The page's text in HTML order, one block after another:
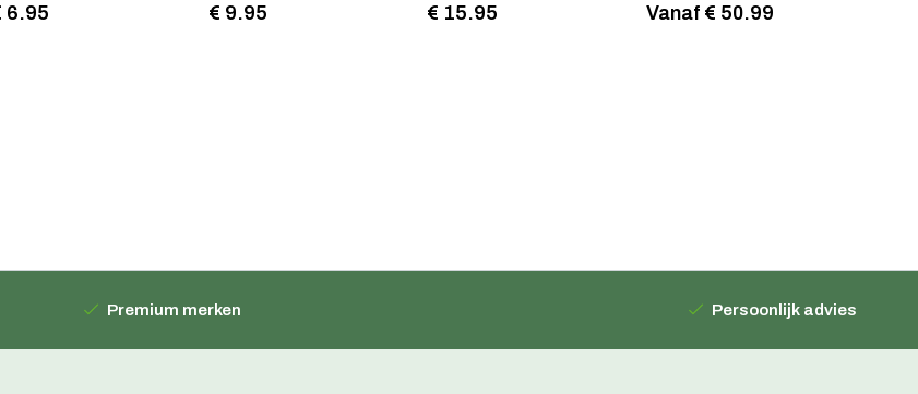
€ 34.95
Premium merken Persoonlijk advies